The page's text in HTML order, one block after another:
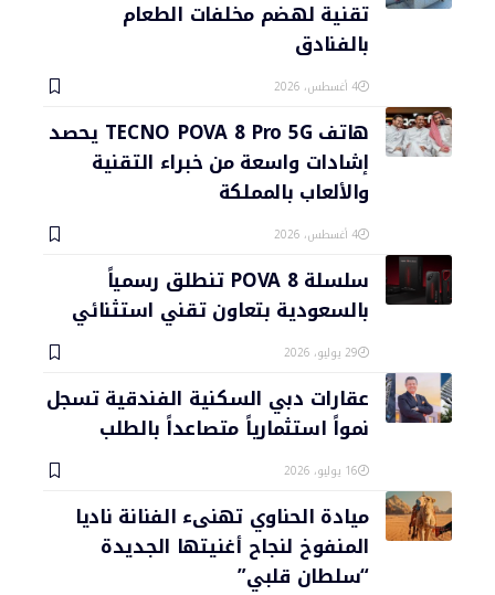
تقنية لهضم مخلفات الطعام
بالفنادق
4 أغسطس، 2026
هاتف TECNO POVA 8 Pro 5G يحصد
إشادات واسعة من خبراء التقنية
والألعاب بالمملكة
4 أغسطس، 2026
سلسلة POVA 8 تنطلق رسمياً
بالسعودية بتعاون تقني استثنائي
29 يوليو، 2026
عقارات دبي السكنية الفندقية تسجل
نمواً استثمارياً متصاعداً بالطلب
16 يوليو، 2026
ميادة الحناوي تهنىء الفنانة ناديا
المنفوخ لنجاح أغنيتها الجديدة
“سلطان قلبي”